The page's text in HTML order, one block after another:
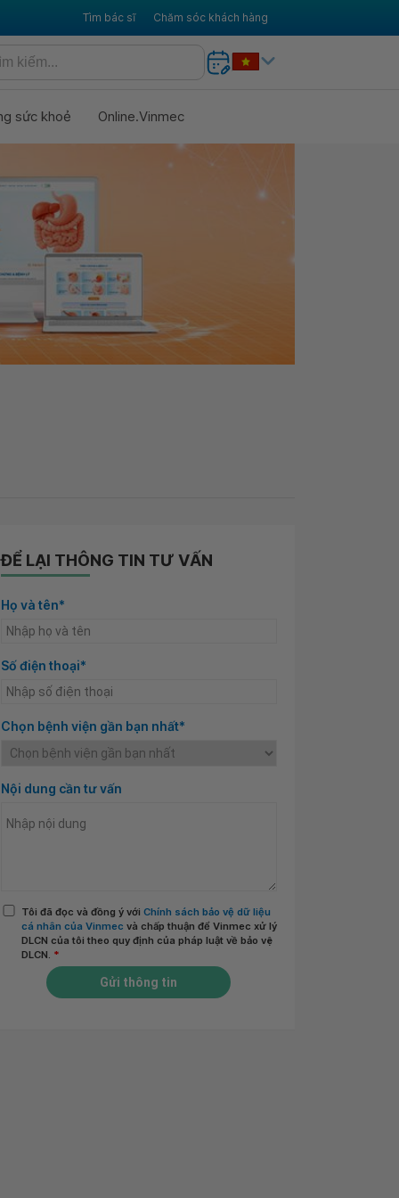
Tìm bác sĩ Chăm sóc khách hàng
sức khoẻ Online.Vinmec
ĐỂ LẠI THÔNG TIN TƯ VẤN
Họ và tên*
Số điện thoại*
Chọn bệnh viện gần bạn nhất*
Nội dung cần tư vấn
Tôi đã đọc và đồng ý với Chính sách bảo vệ dữ liệu
cá nhân của Vinmec và chấp thuận để Vinmec xử lý
DLCN của tôi theo quy định của pháp luật về bảo vệ
DLCN. *
Gửi thông tin